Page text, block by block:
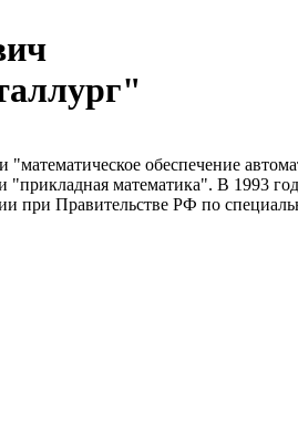
обеспечение
математика". В 1993
при Правительстве РФ по